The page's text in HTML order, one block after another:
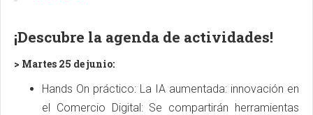
¡Descubre la agenda de actividades!
> Martes 25 de junio:
Hands On práctico: La IA aumentada: innovación en
el Comercio Digital: Se compartirán herramientas